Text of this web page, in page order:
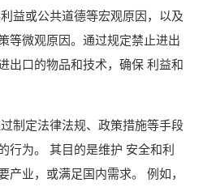
益或公共道德等宏观原因，以及
等微观原因。通过规定禁止进出
出口的物品和技术，确保 利益和
制定法律法规、政策措施等手段
行为。 其目的是维护 安全和利
业，或满足国内需求。 例如，